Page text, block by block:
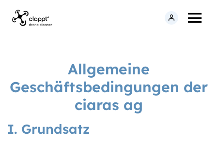
Allgemeine
Geschäftsbedingungen der
ciaras ag
I. Grundsatz